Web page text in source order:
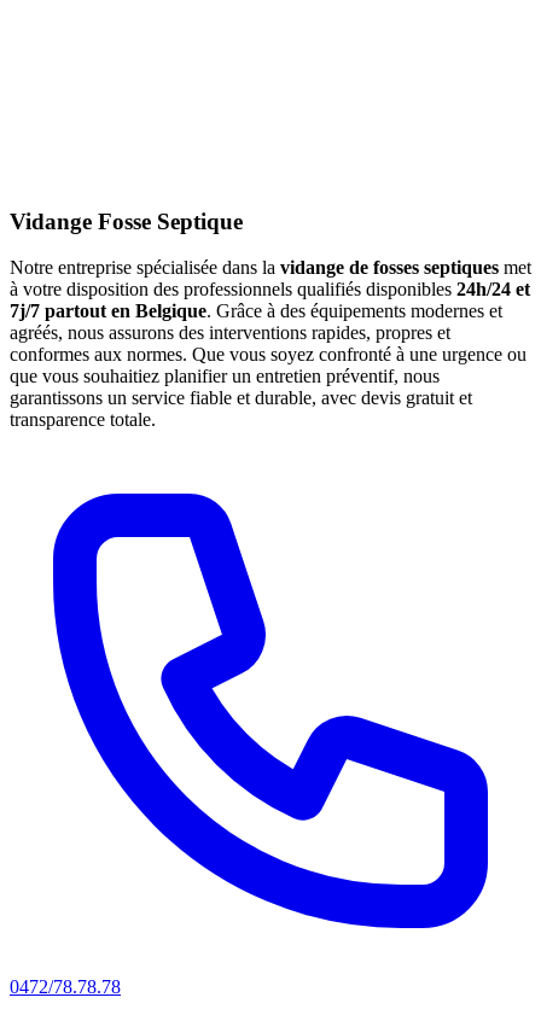
Vidange Fosse Septique
Notre entreprise spécialisée dans la vidange de fosses septiques met
à votre disposition des professionnels qualifiés disponibles 24h/24 et
7j/7 partout en Belgique. Grâce à des équipements modernes et
agréés, nous assurons des interventions rapides, propres et
conformes aux normes. Que vous soyez confronté à une urgence ou
que vous souhaitiez planifier un entretien préventif, nous
garantissons un service fiable et durable, avec devis gratuit et
transparence totale.
0472/78.78.78